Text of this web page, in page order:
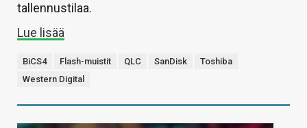
tallennustilaa.
Lue lisää
BiCS4 Flash-muistit QLC SanDisk
Toshiba
Western Digital